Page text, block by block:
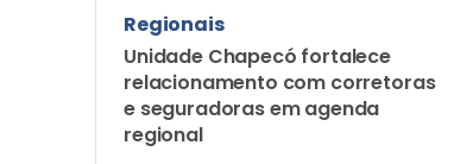
Regionais
Unidade Chapecó fortalece
relacionamento com corretoras
e seguradoras em agenda
regional